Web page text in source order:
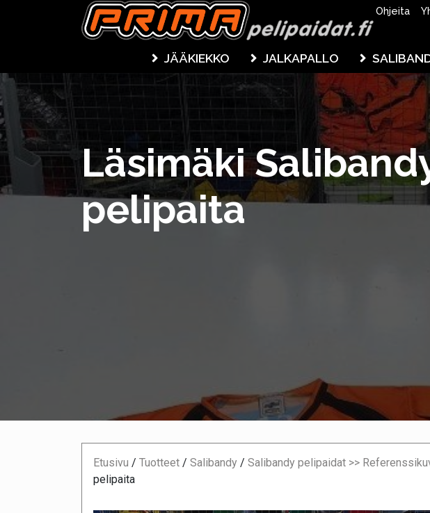
Ohjeita
JÄÄKIEKKO JALKAPALLO
Läsimäki
pelipaita
Etusivu / Tuotteet / Salibandy / Salibandy pelipaidat >>
pelipaita